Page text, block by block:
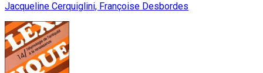
Jacqueline Cerquiglini, Françoise Desbordes